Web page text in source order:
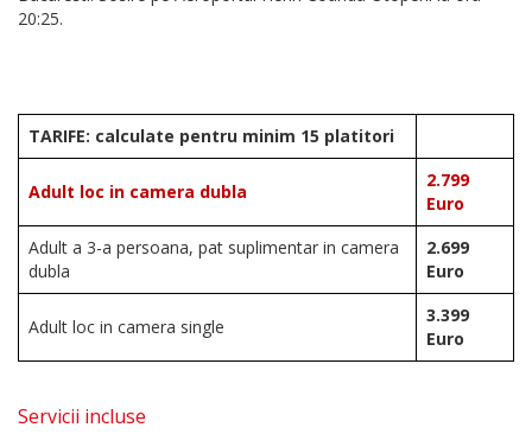
20:25.
TARIFE: calculate pentru minim 15 platitori
Adult loc in camera dubla
2.799
Euro
Adult a 3-a persoana, pat suplimentar in camera
dubla
2.699
Euro
Adult loc in camera single
3.399
Euro
Servicii incluse